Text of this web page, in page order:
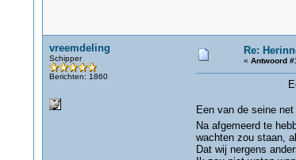
vreemdeling
Schipper
Berichten: 1860
Re:
« Antwoord
Een
Een van de seine
Na afgemeerd te
wachten zou staan,
Dat wij nergens